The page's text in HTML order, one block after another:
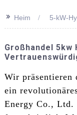
>> Heim 5-kW-
Großhandel
Wir präsentieren
ein
Energy Co., Ltd.